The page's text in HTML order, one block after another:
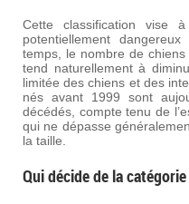
Cette classification vise
potentiellement
temps, le nombre de
tend naturellement à
limitée des chiens et des
nés avant 1999 sont
décédés, compte tenu de
qui ne dépasse
la taille.
Qui décide de la